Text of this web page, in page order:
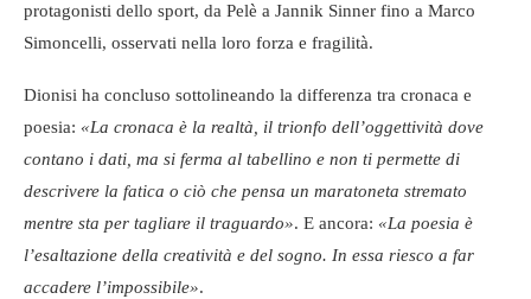
protagonisti dello sport, da Pelè a Jannik Sinner fino a Marco
Simoncelli, osservati nella loro forza e fragilità.
Dionisi ha concluso sottolineando la differenza tra cronaca e
poesia: «La cronaca è la realtà, il trionfo dell’oggettività dove
contano i dati, ma si ferma al tabellino e non ti permette di
descrivere la fatica o ciò che pensa un maratoneta stremato
mentre sta per tagliare il traguardo». E ancora: «La poesia è
l’esaltazione della creatività e del sogno. In essa riesco a far
accadere l’impossibile».